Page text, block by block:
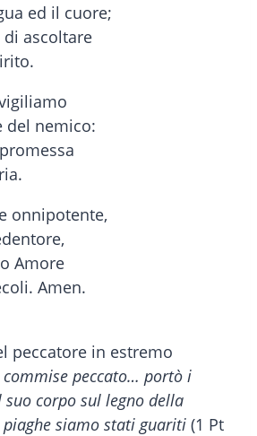
ed il cuore;
ascoltare
del nemico:
onnipotente,
Amore
Amen.
peccatore in estremo
commise peccato… portò i
corpo sul legno della
siamo stati guariti (1 Pt